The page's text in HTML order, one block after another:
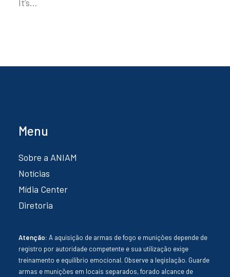
It’s…
Menu
Sobre a ANIAM
Notícias
Mídia Center
Diretoria
Atenção: A aquisição de armas de fogo e munições depende de
registro por autoridade competente e sua utilização exige
treinamento e equilíbrio emocional. Observe a legislação. Guarde
armas e munições em locais separados, forado alcance de